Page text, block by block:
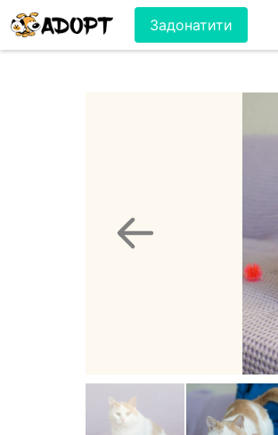
Задонатити